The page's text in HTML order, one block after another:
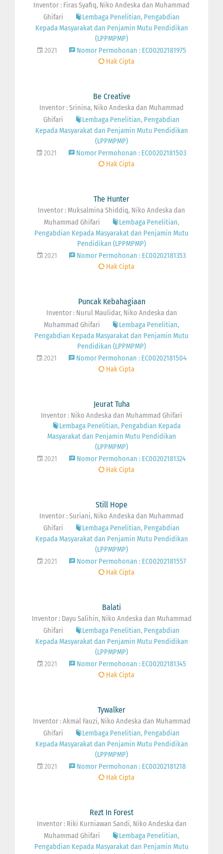
Inventor : Firas Syafiq, Niko Andeska dan Muhammad
Ghifari
Lembaga Penelitian, Pengabdian
Kepada Masyarakat dan Penjamin Mutu Pendidikan
(LPPMPMP)
2021
Nomor Permohonan : EC00202181975
Hak Cipta
Be Creative
Inventor : Srinina, Niko Andeska dan Muhammad
Ghifari
Lembaga Penelitian, Pengabdian
Kepada Masyarakat dan Penjamin Mutu Pendidikan
(LPPMPMP)
2021
Nomor Permohonan : EC00202181503
Hak Cipta
The Hunter
Inventor : Muksalmina Shiddiq, Niko Andeska dan
Muhammad Ghifari
Lembaga Penelitian,
Pengabdian Kepada Masyarakat dan Penjamin Mutu
Pendidikan (LPPMPMP)
2021
Nomor Permohonan : EC00202181353
Hak Cipta
Puncak Kebahagiaan
Inventor : Nurul Maulidar, Niko Andeska dan
Muhammad Ghifari
Lembaga Penelitian,
Pengabdian Kepada Masyarakat dan Penjamin Mutu
Pendidikan (LPPMPMP)
2021
Nomor Permohonan : EC00202181504
Hak Cipta
Jeurat Tuha
Inventor : Niko Andeska dan Muhammad Ghifari
Lembaga Penelitian, Pengabdian Kepada
Masyarakat dan Penjamin Mutu Pendidikan
(LPPMPMP)
2021
Nomor Permohonan : EC00202181324
Hak Cipta
Still Hope
Inventor : Suriani, Niko Andeska dan Muhammad
Ghifari
Lembaga Penelitian, Pengabdian
Kepada Masyarakat dan Penjamin Mutu Pendidikan
(LPPMPMP)
2021
Nomor Permohonan : EC00202181557
Hak Cipta
Balati
Inventor : Dayu Salihin, Niko Andeska dan Muhammad
Ghifari
Lembaga Penelitian, Pengabdian
Kepada Masyarakat dan Penjamin Mutu Pendidikan
(LPPMPMP)
2021
Nomor Permohonan : EC00202181345
Hak Cipta
Tywalker
Inventor : Akmal Fauzi, Niko Andeska dan Muhammad
Ghifari
Lembaga Penelitian, Pengabdian
Kepada Masyarakat dan Penjamin Mutu Pendidikan
(LPPMPMP)
2021
Nomor Permohonan : EC00202181218
Hak Cipta
Rezt In Forest
Inventor : Riki Kurniawan Sandi, Niko Andeska dan
Muhammad Ghifari
Lembaga Penelitian,
Pengabdian Kepada Masyarakat dan Penjamin Mutu